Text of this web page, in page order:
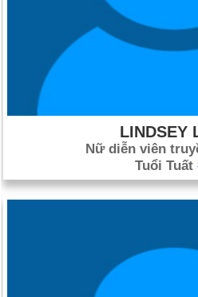
LINDSEY
Nữ diễn viên
Tuổi Tuất